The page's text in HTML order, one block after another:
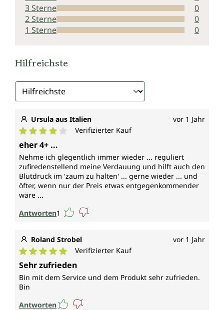
3 Sterne
0
2 Sterne
0
1 Sterne
0
Hilfreichste
Ursula aus Italien vor 1 Jahr
Durchschnittliche Bewertung von 4 von 5 Sternen
Verifizierter Kauf
eher 4+ ...
Nehme ich glegentlich immer wieder ... reguliert
zufiredenstellend meine Verdauung und hilft auch den
Blutdruck im 'zaum zu halten' ... gerne wieder ... und
öfter, wenn nur der Preis etwas entgegenkommender
wäre ...
Antworten1
Roland Strobel vor 1 Jahr
Durchschnittliche Bewertung von 5 von 5 Sternen
Verifizierter Kauf
Sehr zufrieden
Bin mit dem Service und dem Produkt sehr zufrieden.
Bin
Antworten